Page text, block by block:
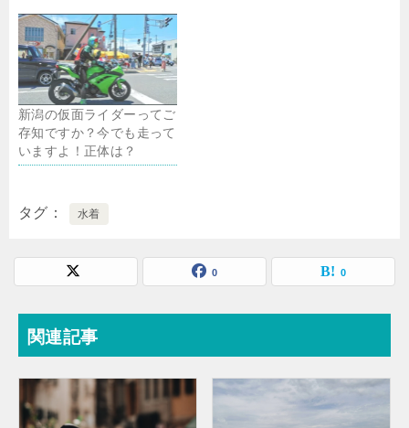
新潟の仮面ライダーってご
存知ですか？今でも走って
いますよ！正体は？
タグ 水着
0 0
関連記事